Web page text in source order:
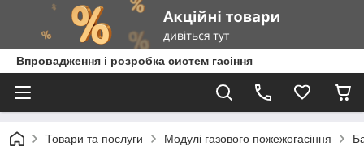
Впровадження і розробка систем гасіння
Товари та послуги Модулі газового пожежогасіння